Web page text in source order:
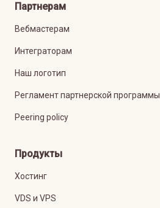
Партнерам
Вебмастерам
Интеграторам
Наш логотип
Регламент партнерской программы
Peering policy
Продукты
Хостинг
VDS и VPS